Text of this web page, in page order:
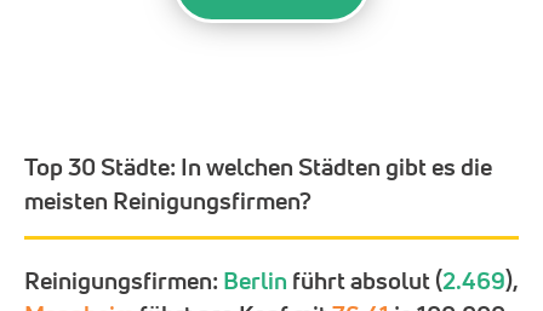
Top 30 Städte: In welchen Städten gibt es die
meisten Reinigungsfirmen?
Reinigungsfirmen: Berlin führt absolut (2.469),